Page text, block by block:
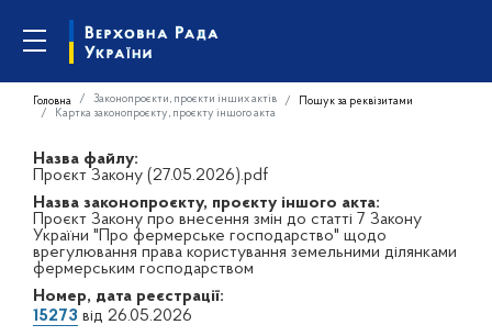
Головна Законопроєкти, проєкти інших актів
Пошук за реквізитами
Картка законопроєкту, проєкту іншого акта
Назва файлу:
Проєкт Закону (27.05.2026).pdf
Назва законопроєкту, проєкту іншого акта:
Проєкт Закону про внесення змін до статті 7 Закону
України "Про фермерське господарство" щодо
врегулювання права користування земельними ділянками
фермерським господарством
Номер, дата реєстрації:
15273 від 26.05.2026